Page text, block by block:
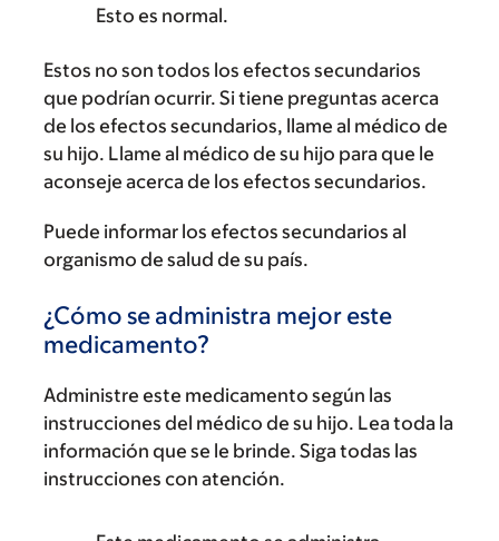
Esto es normal.
Estos no son todos los efectos secundarios
que podrían ocurrir. Si tiene preguntas acerca
de los efectos secundarios, llame al médico de
su hijo. Llame al médico de su hijo para que le
aconseje acerca de los efectos secundarios.
Puede informar los efectos secundarios al
organismo de salud de su país.
¿Cómo se administra mejor este
medicamento?
Administre este medicamento según las
instrucciones del médico de su hijo. Lea toda la
información que se le brinde. Siga todas las
instrucciones con atención.